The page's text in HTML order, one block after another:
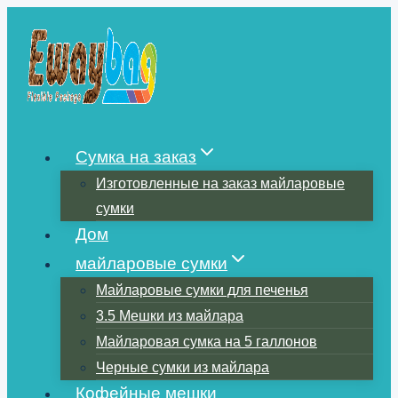
содержимому
Сумка на заказ
Изготовленные на заказ майларовые
сумки
Дом
майларовые сумки
Майларовые сумки для печенья
3.5 Мешки из майлара
Майларовая сумка на 5 галлонов
Черные сумки из майлара
Кофейные мешки